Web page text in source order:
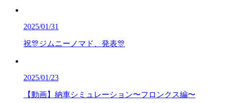
2025/01/31
祝🎊ジムニーノマド、発表🎊
2025/01/23
【動画】納車シミュレーション〜フロンクス編〜